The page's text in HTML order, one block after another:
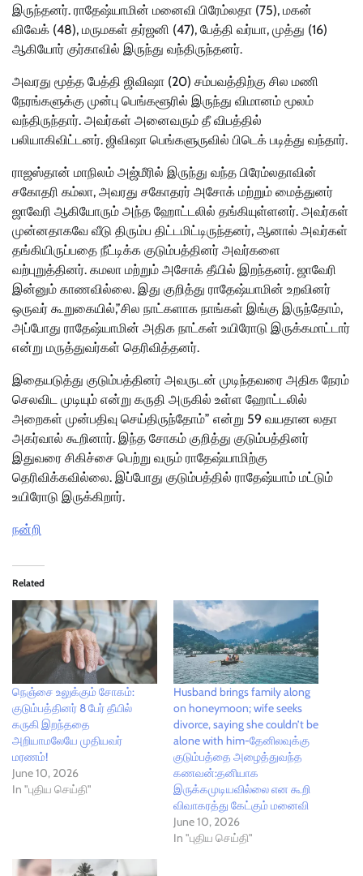
இருந்தனர். ராதேஷ்யாமின் மனைவி பிரேம்லதா (75), மகன்
விவேக் (48), மருமகள் தர்ஜனி (47), பேத்தி வர்யா, முத்து (16)
ஆகியோர் குர்காவில் இருந்து வந்திருந்தனர்.
அவரது மூத்த பேத்தி ஜிவிஷா (20) சம்பவத்திற்கு சில மணி
நேரங்களுக்கு முன்பு பெங்களூரில் இருந்து விமானம் மூலம்
வந்திருந்தார். அவர்கள் அனைவரும் தீ விபத்தில்
பலியாகிவிட்டனர். ஜிவிஷா பெங்களுருவில் பிடெக் படித்து வந்தார்.
ராஜஸ்தான் மாநிலம் அஜ்மீரில் இருந்து வந்த பிரேம்லதாவின்
சகோதரி கம்லா, அவரது சகோதரர் அசோக் மற்றும் மைத்துனர்
ஜாவேரி ஆகியோரும் அந்த ஹோட்டலில் தங்கியுள்ளனர். அவர்கள்
முன்னதாகவே வீடு திரும்ப திட்டமிட்டிருந்தனர், ஆனால் அவர்கள்
தங்கியிருப்பதை நீட்டிக்க குடும்பத்தினர் அவர்களை
வற்புறுத்தினர். கமலா மற்றும் அசோக் தீயில் இறந்தனர். ஜாவேரி
இன்னும் காணவில்லை. இது குறித்து ராதேஷ்யாமின் உறவினர்
ஒருவர் கூறுகையில்,”சில நாட்களாக நாங்கள் இங்கு இருந்தோம்,
அப்போது ராதேஷ்யாமின் அதிக நாட்கள் உயிரோடு இருக்கமாட்டார்
என்று மருத்துவர்கள் தெரிவித்தனர்.
இதையடுத்து குடும்பத்தினர் அவருடன் முடிந்தவரை அதிக நேரம்
செலவிட முடியும் என்று கருதி அருகில் உள்ள ஹோட்டலில்
அறைகள் முன்பதிவு செய்திருந்தோம்” என்று 59 வயதான லதா
அகர்வால் கூறினார். இந்த சோகம் குறித்து குடும்பத்தினர்
இதுவரை சிகிச்சை பெற்று வரும் ராதேஷ்யாமிற்கு
தெரிவிக்கவில்லை. இப்போது குடும்பத்தில் ராதேஷ்யாம் மட்டும்
உயிரோடு இருக்கிறார்.
நன்றி
Related
நெஞ்சை உலுக்கும் சோகம்:
குடும்பத்தினர் 8 பேர் தீயில்
கருகி இறந்ததை
அறியாமலேயே முதியவர்
மரணம்!
June 10, 2026
In "புதிய செய்தி"
Husband brings family along
on honeymoon; wife seeks
divorce, saying she couldn’t be
alone with him-தேனிலவுக்கு
குடும்பத்தை அழைத்துவந்த
கணவன்:தனியாக
இருக்கமுடியவில்லை என கூறி
விவாகரத்து கேட்கும் மனைவி
June 10, 2026
In "புதிய செய்தி"